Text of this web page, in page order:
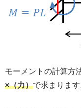
モーメントの計算方
×（力）で求まります